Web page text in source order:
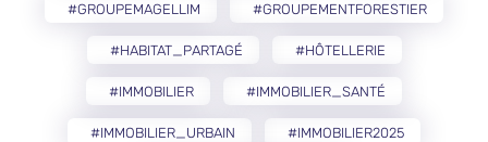
#GROUPEMAGELLIM #GROUPEMENTFORESTIER
#HABITAT_PARTAGÉ #HÔTELLERIE
#IMMOBILIER #IMMOBILIER_SANTÉ
#IMMOBILIER_URBAIN #IMMOBILIER2025